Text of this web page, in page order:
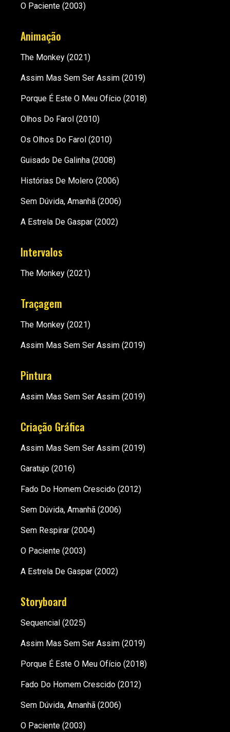
O Paciente (2003)
Animação
The Monkey (2021)
Assim Mas Sem Ser Assim (2019)
Porque É Este O Meu Ofício (2018)
Olhos Do Farol (2010)
Os Olhos Do Farol (2010)
Guisado De Galinha (2008)
Histórias De Molero (2006)
Sem Dúvida, Amanhã (2006)
A Estrela De Gaspar (2002)
Intervalos
The Monkey (2021)
Traçagem
The Monkey (2021)
Assim Mas Sem Ser Assim (2019)
Pintura
Assim Mas Sem Ser Assim (2019)
Criação Gráfica
Assim Mas Sem Ser Assim (2019)
Garatujo (2016)
Fado Do Homem Crescido (2012)
Sem Dúvida, Amanhã (2006)
Sem Respirar (2004)
O Paciente (2003)
A Estrela De Gaspar (2002)
Storyboard
Sequencial (2025)
Assim Mas Sem Ser Assim (2019)
Porque É Este O Meu Ofício (2018)
Fado Do Homem Crescido (2012)
Sem Dúvida, Amanhã (2006)
O Paciente (2003)